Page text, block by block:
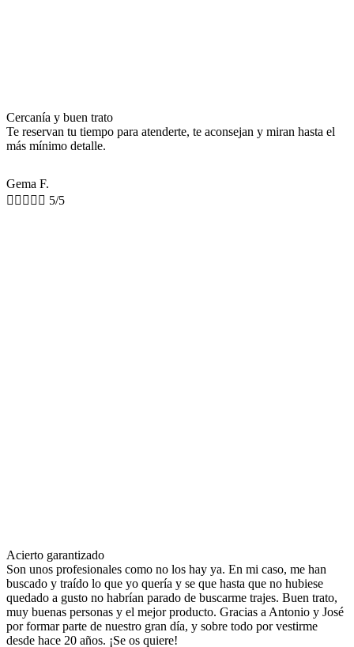
Cercanía y buen trato
Te reservan tu tiempo para atenderte, te aconsejan y miran hasta el
más mínimo detalle.
Gema F.
     5/5
Acierto garantizado
Son unos profesionales como no los hay ya. En mi caso, me han
buscado y traído lo que yo quería y se que hasta que no hubiese
quedado a gusto no habrían parado de buscarme trajes. Buen trato,
muy buenas personas y el mejor producto. Gracias a Antonio y José
por formar parte de nuestro gran día, y sobre todo por vestirme
desde hace 20 años. ¡Se os quiere!